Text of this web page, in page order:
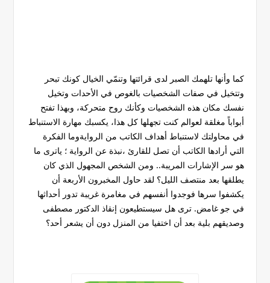
كما وأنها تلهمك الصبر لدى قرائتها وتنمّي الخيال كونك تبحر
وتتخيل في صفات الشخصيات بالغوص في الأحدات وتخيل
نفسك مكان هذه الشخصيات وكأنك روح متحركة، وبهذا تفتح
أبواباً مغلقة لعوالم كنت تجهلها كل هذا، يكسبك مهارة الاستنباط
في محاولتك لاستنباط أهداف الكاتب من الروايةوما الفكرة
التي أرادها الكاتب أن تصل للقارئ ،نبذة عن الرواية ؛ ياترى ما
هو سر الإشارات المريبة.. ومن الشخص المجهول الذي كان
يطلقها بعد منتصف الليل؟ لقد حاول المخبرون الأربعة أن
يكشفوا سرها فوجدوا أنفسهم في مغامرة غريبة تدور أحداثها
في جو غامض. ترى هل سيستطيعون إنقاذ الدكتور مصطفى
وصديقهم بلية بعد أن اختفيا من المنزل دون أن يشعر أحد؟